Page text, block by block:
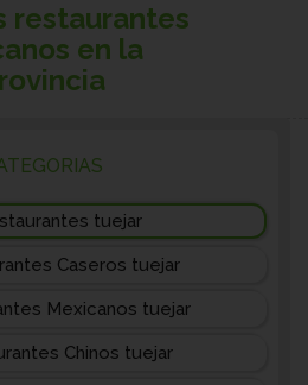
restaurantes
en la
tuejar
Caseros tuejar
Mexicanos tuejar
Chinos tuejar